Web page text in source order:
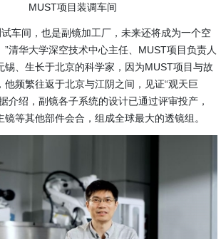
MUST项目装调车间
车间，也是副镜加工厂，未来还将成为一个空
”清华大学深空技术中心主任、MUST项目负责人
锡、生长于北京的科学家，因为MUST项目与故
频繁往返于北京与江阴之间，见证“观天巨
介绍，副镜各子系统的设计已通过评审投产，
等其他部件会合，组成全球最大的透镜组。